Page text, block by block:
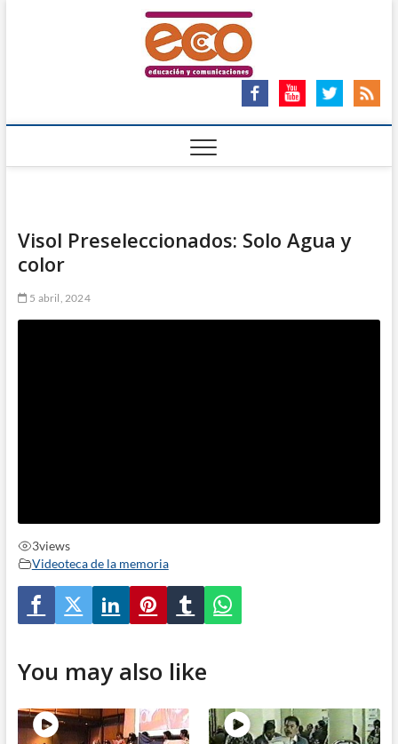
Ong
Visol Preseleccionados: Solo Agua y
color
5 abril, 2024
3views
Videoteca de la memoria
You may also like